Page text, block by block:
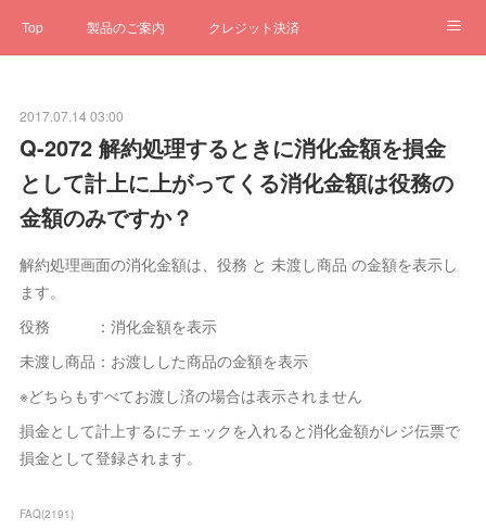
Top 製品のご案内 クレジット決済
2017.07.14 03:00
Q-2072 解約処理するときに消化金額を損金
として計上に上がってくる消化金額は役務の
金額のみですか？
解約処理画面の消化金額は、役務 と 未渡し商品 の金額を表示し
ます。
役務 ：消化金額を表示
未渡し商品：お渡しした商品の金額を表示
※どちらもすべてお渡し済の場合は表示されません
損金として計上するにチェックを入れると消化金額がレジ伝票で
損金として登録されます。
FAQ(2191)